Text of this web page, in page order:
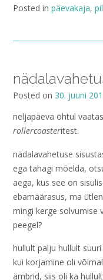
Posted in päevakaja,
Posted on 30. juuni
neljapäeva õhtul
rollercoasteritest.
nädalavahetuse
ega tahagi mõelda,
aega, kus see on
ebamäärasus, ma
mingi kerge solvumise
peegel?
hullult palju hullult
kui korjamine oli
ämbrid, siis oli ka